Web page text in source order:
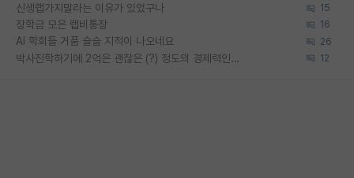
신생랩가지말라는 이유가 있었구나 15
장학금 모은 랩비통장 16
AI 학회들 거품 슬슬 지적이 나오네요 26
박사진학하기에 2억은 괜찮은 (?) 정도의 경제력인가요 12